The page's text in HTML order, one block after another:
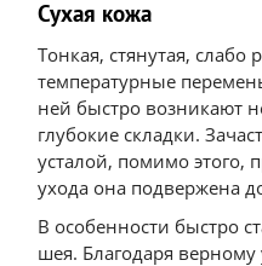
Сухая кожа
Тонкая, стянутая, слабо
температурные
ней быстро возникают
глубокие складки.
усталой, помимо этого,
ухода она подвержена
В особенности быстро
шея. Благодаря